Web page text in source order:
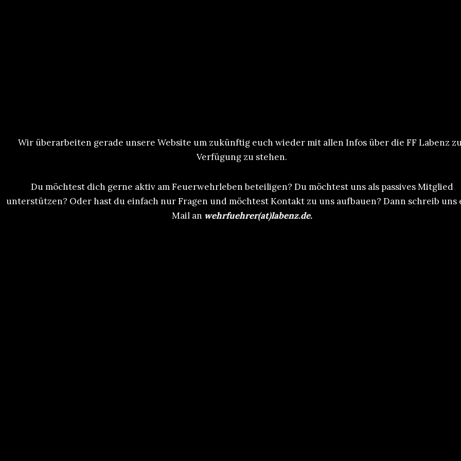
Wir überarbeiten gerade unsere Website um zukünftig euch wieder mit allen Infos über die FF Labenz
Verfügung zu stehen.
Du möchtest dich gerne aktiv am Feuerwehrleben beteiligen? Du möchtest uns als passives Mitglied
unterstützen? Oder hast du einfach nur Fragen und möchtest Kontakt zu uns aufbauen? Dann schreib uns
Mail an wehrfuehrer(at)labenz.de.